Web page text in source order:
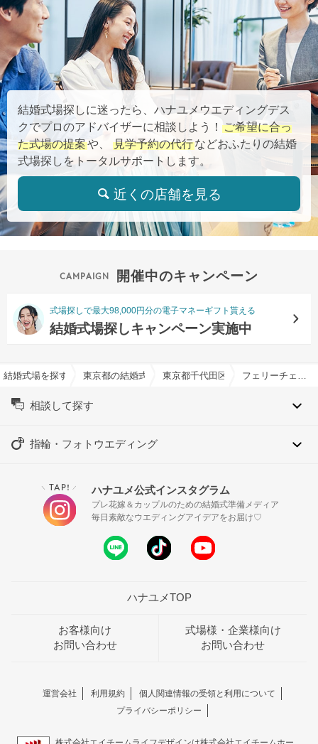
結婚式場探しに迷ったら、ハナユメウエディングデス
クでプロのアドバイザーに相談しよう！ ご希望に合っ
た式場の提案や、 見学予約の代行などおふたりの結婚
式場探しをトータルサポートします。
近くの店舗を見る
開催中のキャンペーン
式場探しで最大98,000円分の電子マネーギフト貰える
結婚式場探しキャンペーン実施中
結婚式場を探すならハナユメ東京都の結婚式場一覧東京都千代田区の結婚式場一覧 フェリーチェガーデン 日比谷で結婚式
相談して探す
指輪・フォトウエディング
＼ TAP! ／ ハナユメ公式インスタグラム
プレ花嫁＆カップルのための結婚式準備メディア
毎日素敵なウエディングアイデアをお届け♡
ハナユメTOP
お客様向け
お問い合わせ
式場様・企業様向け
お問い合わせ
運営会社 利用規約
個人関連情報の受領と利用について
プライバシーポリシー